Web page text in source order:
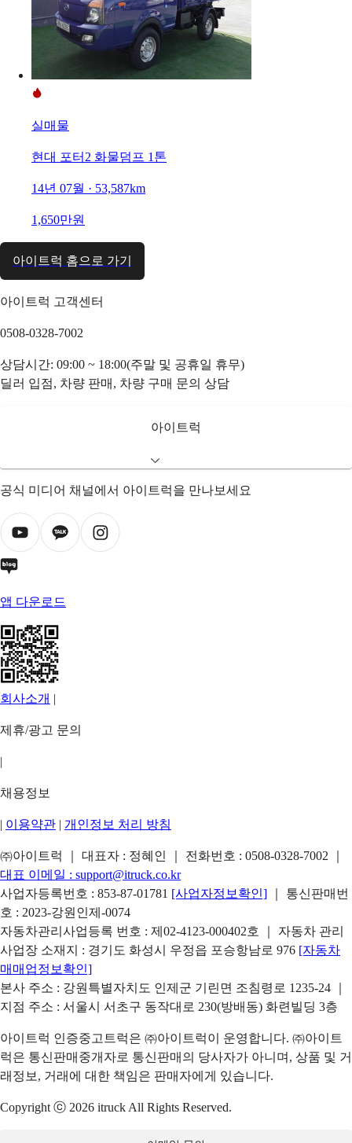
실매물
현대 포터2 화물덤프 1톤
14년 07월 · 53,587km
1,650만원
아이트럭 홈으로 가기
아이트럭 고객센터
0508-0328-7002
상담시간: 09:00 ~ 18:00(주말 및 공휴일 휴무)
딜러 입점, 차량 판매, 차량 구매 문의 상담
아이트럭
공식 미디어 채널에서 아이트럭을 만나보세요
앱 다운로드
회사소개 |
제휴/광고 문의
|
채용정보
| 이용약관 | 개인정보 처리 방침
㈜아이트럭 ｜ 대표자 : 정혜인 ｜ 전화번호 : 0508-0328-7002
대표 이메일 : support@itruck.co.kr
사업자등록번호 : 853-87-01781 [사업자정보확인]
｜ 통신판매번
호 : 2023-강원인제-0074
자동차관리사업등록 번호 : 제02-4123-000402호 ｜ 자동차 관리
사업장 소재지 : 경기도 화성시 우정읍 포승항남로 976 [자동차
매매업정보확인]
본사 주소 : 강원특별자치도 인제군 기린면 조침령로 1235-24 ｜
지점 주소 : 서울시 서초구 동작대로 230(방배동) 화련빌딩 3층
아이트럭 인증중고트럭은 ㈜아이트럭이 운영합니다. ㈜아이트
럭은 통신판매중개자로 통신판매의 당사자가 아니며, 상품 및 거
래정보, 거래에 대한 책임은 판매자에게 있습니다.
Copyright ⓒ 2026 itruck All Rights Reserved.